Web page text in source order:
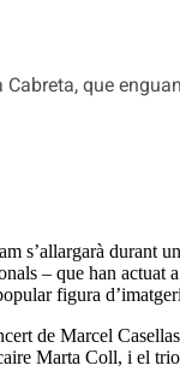
Cabreta, que
s’allargarà durant
– que han
figura
de Marcel
Marta Coll, i el